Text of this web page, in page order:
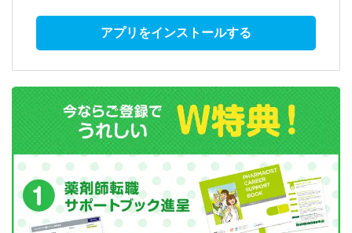
アプリをインストールする